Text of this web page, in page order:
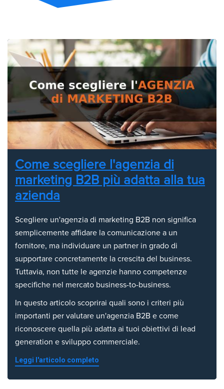
Come scegliere l'agenzia di
marketing B2B più adatta alla tua
azienda
Scegliere un'agenzia di marketing B2B non significa
semplicemente affidare la comunicazione a un
fornitore, ma individuare un partner in grado di
supportare concretamente la crescita del business.
Tuttavia, non tutte le agenzie hanno competenze
specifiche nel mercato business-to-business.
In questo articolo scoprirai quali sono i criteri più
importanti per valutare un'agenzia B2B e come
riconoscere quella più adatta ai tuoi obiettivi di lead
generation e sviluppo commerciale.
Leggi l'articolo completo